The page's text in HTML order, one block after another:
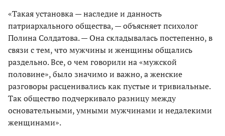
«Такая установка — наследие и данность
патриархального общества, — объясняет психолог
Полина Солдатова. — Она складывалась постепенно, в
связи с тем, что мужчины и женщины общались
раздельно. Все, о чем говорили на «мужской
половине», было значимо и важно, а женские
разговоры расценивались как пустые и тривиальные.
Так общество подчеркивало разницу между
основательными, умными мужчинами и недалекими
женщинами».